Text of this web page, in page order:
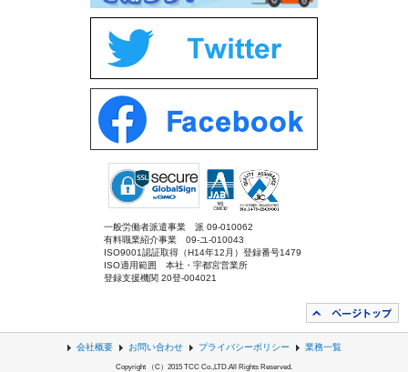
一般労働者派遣事業 派 09-010062
有料職業紹介事業 09-ユ-010043
ISO9001認証取得（H14年12月）登録番号1479
ISO適用範囲 本社・宇都宮営業所
登録支援機関 20登-004021
会社概要 お問い合わせ プライバシーポリシー 業務一覧
Copyright （C）2015 TCC Co.,LTD.All Rights Reserved.